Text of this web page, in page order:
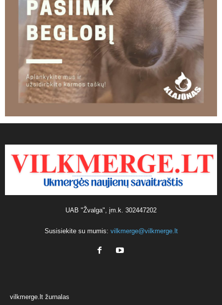
UAB "Žvalga", įm.k. 302447202
Susisiekite su mumis: vilkmerge@vilkmerge.lt
vilkmerge.lt žurnalas